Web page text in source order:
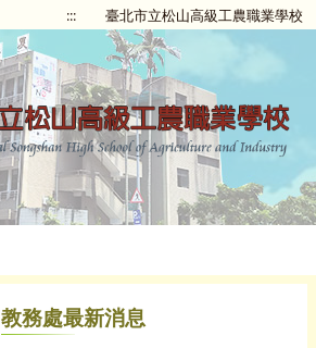
::: 臺北市立松山高級工農職業學校
教務處最新消息